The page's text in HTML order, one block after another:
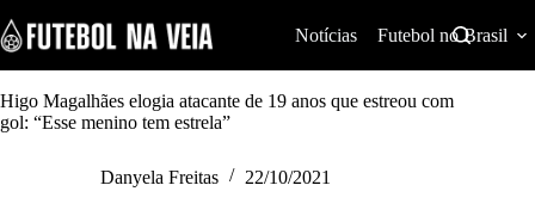
k
i
p
t
o
c
Notícias Futebol no Brasil
Higo Magalhães elogia atacante de 19 anos que estreou com
gol: “Esse menino tem estrela”
Danyela Freitas 22/10/2021